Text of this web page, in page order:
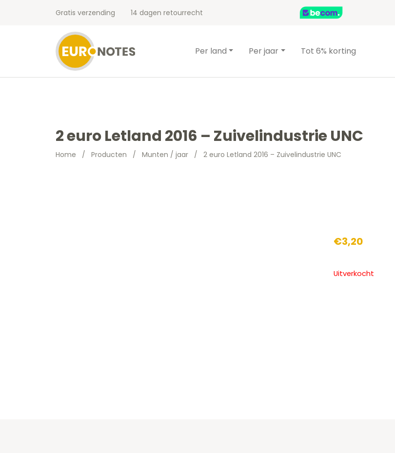
Gratis verzending 14 dagen retourrecht
Per land Per jaar Tot 6% korting
2 euro Letland 2016 – Zuivelindustrie UNC
Home / Producten / Munten / jaar / 2 euro Letland 2016 – Zuivelindustrie UNC
€3,20
Uitverkocht